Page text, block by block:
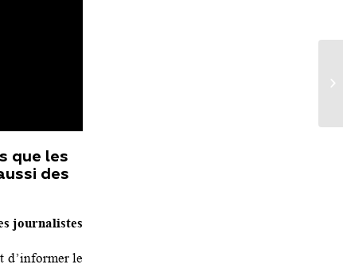
que les
des
journalistes
d’informer le